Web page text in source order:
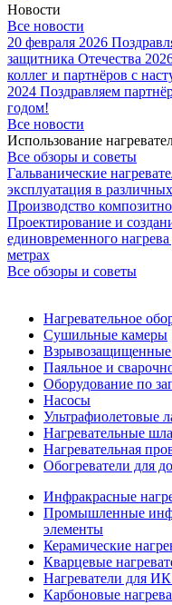
Новости
Все новости
20 февраля 2026
защитника Отечества
коллег и партнёров с
2024 Поздравляем
годом!
Все новости
Использование
Все обзоры и советы
Гальванические
эксплуатация в
Производство
Проектирование и
единовременного
метрах
Все обзоры и советы
Нагревательное
Сушильные камеры
Взрывозащищенные
Паяльное и
Оборудование по
Насосы
Ультрафиолетовые
Нагревательные
Нагревательная
Обогреватели для
Инфракрасные
Промышленные
элементы
Керамические
Кварцевые
Нагреватели для
Карбоновые